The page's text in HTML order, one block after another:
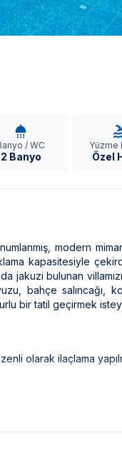
/ WC
2 Banyo
Yüzme
Özel
modern
kapasitesiyle
jakuzi bulunan
bahçe salıncağı,
bir tatil geçirmek
olarak ilaçlama